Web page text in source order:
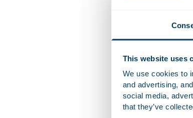
This website uses
We use cookies to
and advertising,
social media,
that they’ve